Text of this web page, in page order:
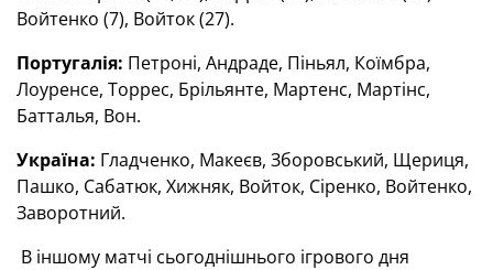
Войтенко (7), Войток (27).
Португалія: Петроні, Андраде, Піньял, Коїмбра,
Лоуренсе, Торрес, Брільянте, Мартенс, Мартінс,
Батталья, Вон.
Україна: Гладченко, Макеєв, Зборовський, Щериця,
Пашко, Сабатюк, Хижняк, Войток, Сіренко, Войтенко,
Заворотний.
В іншому матчі сьогоднішнього ігрового дня